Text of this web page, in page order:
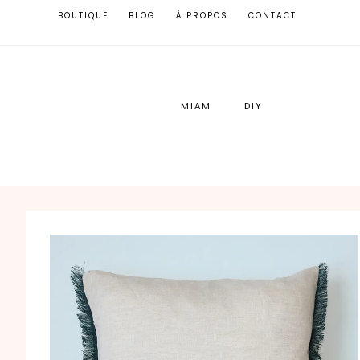
BOUTIQUE BLOG À PROPOS CONTACT
MIAM DIY